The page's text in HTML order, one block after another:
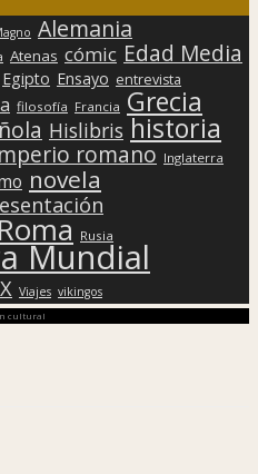
Alemania
Atenas cómic Edad Media
Egipto Ensayo entrevista
filosofía Francia Grecia
Hislibris historia
romano Inglaterra
novela
Roma Rusia
Mundial
Viajes vikingos
cultural